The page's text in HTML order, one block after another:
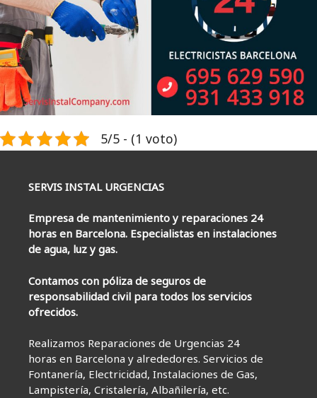
5/5 - (1 voto)
SERVIS INSTAL URGENCIAS
Empresa de mantenimiento y reparaciones 24
horas en Barcelona. Especialistas en instalaciones
de agua, luz y gas.
Contamos con póliza de seguros de
responsabilidad civil para todos los servicios
ofrecidos.
Realizamos Reparaciones de Urgencias 24
horas en Barcelona y alrededores. Servicios de
Fontanería, Electricidad, Instalaciones de Gas,
Lampistería, Cristalería, Albañilería, etc.